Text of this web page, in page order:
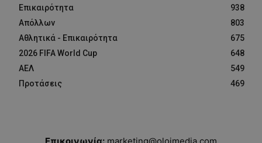
Επικαιρότητα
938
Απόλλων
803
Αθλητικά - Επικαιρότητα
675
2026 FIFA World Cup
648
ΑΕΛ
549
Προτάσεις
469